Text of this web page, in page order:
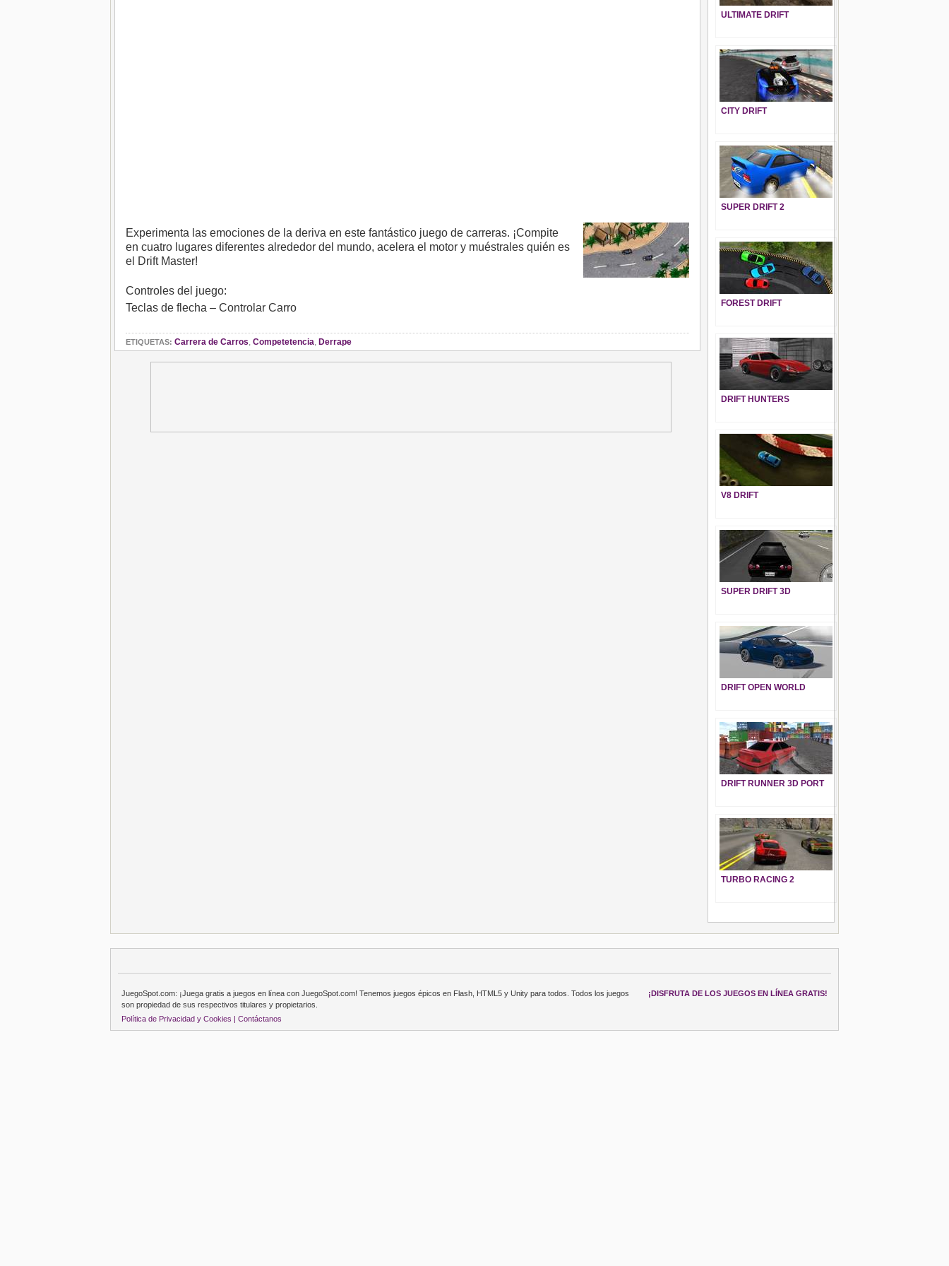
Experimenta las emociones de la deriva en este fantástico juego de carreras. ¡Compite
en cuatro lugares diferentes alrededor del mundo, acelera el motor y muéstrales quién es
el Drift Master!
Controles del juego:
Teclas de flecha – Controlar Carro
ETIQUETAS: Carrera de Carros, Competetencia, Derrape
ULTIMATE DRIFT
CITY DRIFT
SUPER DRIFT 2
FOREST DRIFT
DRIFT HUNTERS
V8 DRIFT
SUPER DRIFT 3D
DRIFT OPEN WORLD
DRIFT RUNNER 3D PORT
TURBO RACING 2
¡DISFRUTA DE LOS JUEGOS EN LÍNEA GRATIS!
JuegoSpot.com: ¡Juega gratis a juegos en línea con JuegoSpot.com! Tenemos juegos épicos en Flash, HTML5 y Unity para todos. Todos los juegos
son propiedad de sus respectivos titulares y propietarios.
Política de Privacidad y Cookies | Contáctanos